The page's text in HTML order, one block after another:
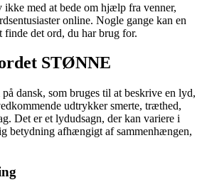
ikke med at bede om hjælp fra venner,
online. Nogle gange kan en
det ord, du har brug for.
STØNNE
dansk, som bruges til at beskrive en lyd,
udtrykker smerte, træthed,
Det er et lydudsagn, der kan variere i
betydning afhængigt af sammenhængen,